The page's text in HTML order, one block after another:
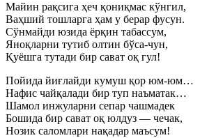
Майин рақсига ҳеч қониқмас кўнгил,
Ваҳший тошларга ҳам у берар фусун.
Сўнмайди юзида ёрқин табассум,
Яноқларни тутиб олтин бўса-чун,
Қуёшга тутади бир сават оқ гул!
Пойида йиғлайди кумуш қор юм-юм…
Нафис чайқалади бир туп наъматак…
Шамол инжуларни сепар чашмадек
Бошида бир сават оқ юлдуз — чечак,
Нозик саломлари нақадар маъсум!